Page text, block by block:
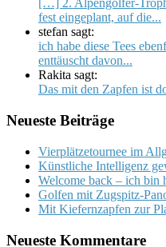
[…] 2. Alpengolfer-
fest eingeplant, auf die...
stefan sagt:
ich habe diese Tees
enttäuscht davon...
Rakita sagt:
Das mit den Zapfen ist
Neueste Beiträge
Vierplätzetournee im
Künstliche Intelligenz
Welcome back – ich bin
Golfen mit Zugspitz-
Mit Kiefernzapfen zur
Neueste Kommentare